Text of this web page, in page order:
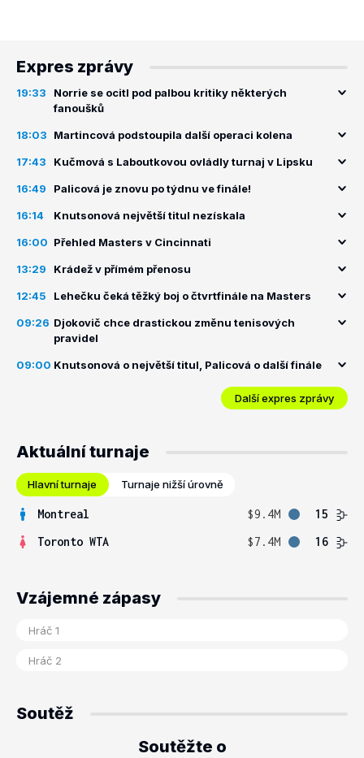
Expres zprávy
19:33
Norrie se ocitl pod palbou kritiky některých
fanoušků
18:03 Martincová podstoupila další operaci kolena
17:43 Kučmová s Laboutkovou ovládly turnaj v Lipsku
16:49 Palicová je znovu po týdnu ve finále!
16:14 Knutsonová největší titul nezískala
16:00 Přehled Masters v Cincinnati
13:29 Krádež v přímém přenosu
12:45 Lehečku čeká těžký boj o čtvrtfinále na Masters
09:26 Djokovič chce drastickou změnu tenisových
pravidel
09:00 Knutsonová o největší titul, Palicová o další finále
Další expres zprávy
Aktuální turnaje
Hlavní turnaje Turnaje nižší úrovně
Montreal $9.4M
15
Toronto WTA
$7.4M 16
Vzájemné zápasy
Soutěž
Soutěžte o